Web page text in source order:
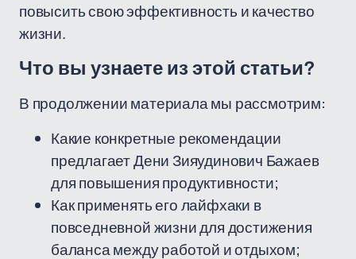
повысить свою эффективность и качество
жизни.
Что вы узнаете из этой статьи?
В продолжении материала мы рассмотрим:
Какие конкретные рекомендации
предлагает Дени Зияудинович Бажаев
для повышения продуктивности;
Как применять его лайфхаки в
повседневной жизни для достижения
баланса между работой и отдыхом;